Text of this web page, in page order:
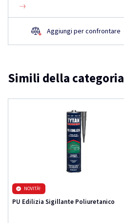
Aggiungi per confrontare
Simili della categoria
NOVITÀ!
PU Edilizia Sigillante Poliuretanico